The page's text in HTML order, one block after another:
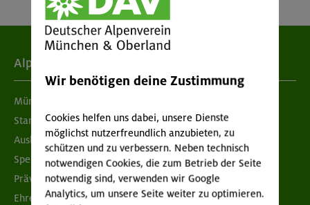
Alpenverein
München & Oberland
Standorte
Ausbildung & Jobs
Spenden
Prävention sexualisierter Gewalt
Ehrenamtsbörse
Wir benötigen deine Zustimmung
Cookies helfen uns dabei, unsere Dienste
möglichst nutzerfreundlich anzubieten, zu
schützen und zu verbessern. Neben technisch
notwendigen Cookies, die zum Betrieb der Seite
notwendig sind, verwenden wir Google
Analytics, um unsere Seite weiter zu optimieren.